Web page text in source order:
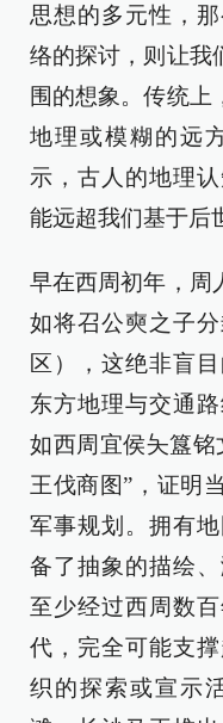
思想的多元性，
络的探讨，则让我
围的想象。传统上
地理或模糊的远
示，古人的地理
能远超我们基于后
早在西周初年，周
如将召公奭之子
区），这绝非盲
东方地理与交通
如西周宜侯夨簋铭
王伐商图”，证明
军事规划。拥有
备了抽象的描绘
至少经过西周数
代，完全可能支
织的探索或宣示